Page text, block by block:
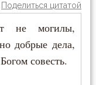
Поделиться цитатой
не могилы,
добрые дела,
совесть.